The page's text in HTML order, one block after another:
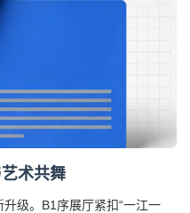
术共舞
级。B1序展厅紧扣“一江一